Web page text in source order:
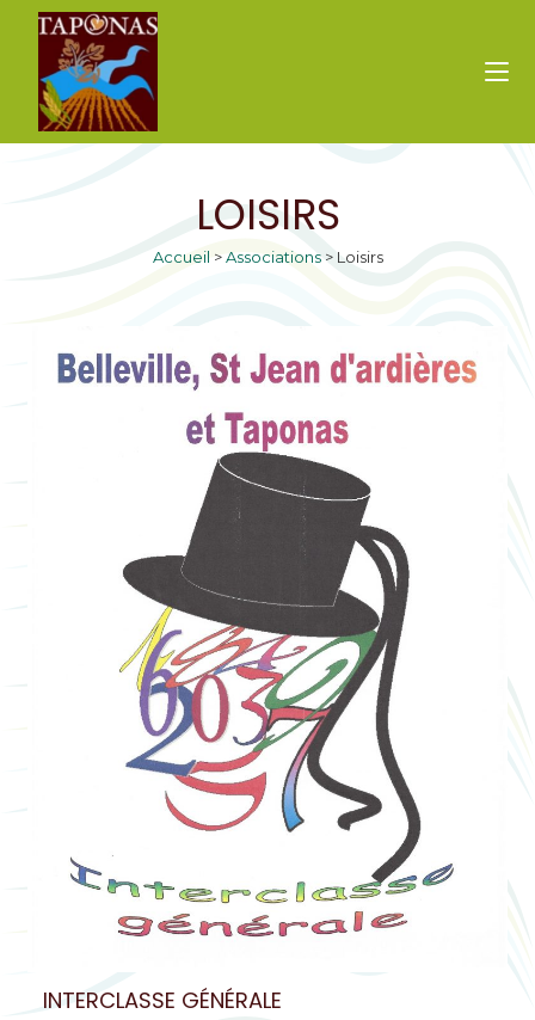
LOISIRS
Accueil >Associations> Loisirs
INTERCLASSE GÉNÉRALE